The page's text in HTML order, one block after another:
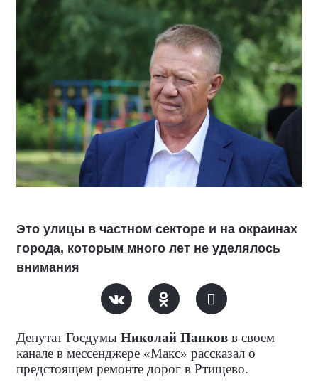
Это улицы в частном секторе и на окраинах
города, которым много лет не уделялось
внимания
Депутат Госдумы Николай Панков в своем
канале в мессенджере «Макс» рассказал о
предстоящем ремонте дорог в Ртищево.